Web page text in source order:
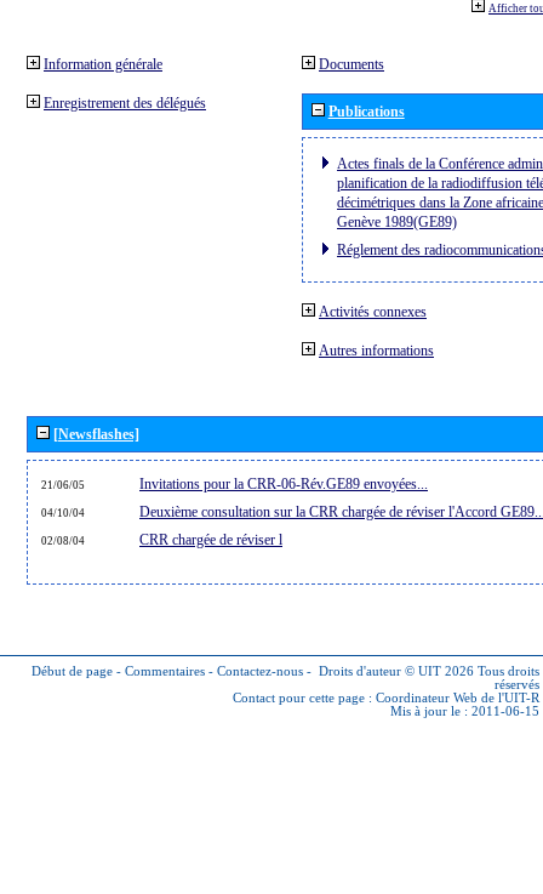
Afficher
Information générale
Enregistrement des délégués
Documents
Publications
Actes finals de la Conférence
planification de la radiodiffusion
décimétriques dans la Zone
Genève 1989(GE89)
Réglement des
Activités connexes
Autres informations
[Newsflashes]
21/06/05 Invitations pour la CRR-06-Rév.GE89 envoyées...
04/10/04 Deuxième consultation sur la CRR chargée de réviser l'Accord
02/08/04 CRR chargée de réviser l
Début de page - Commentaires - Contactez-nous - Droits d'auteur © UIT 2026 Tous droits
réservés
Contact pour cette page : Coordinateur Web de l'UIT-R
Mis à jour le : 2011-06-15